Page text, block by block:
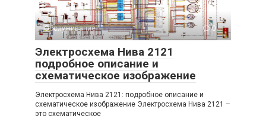
Обслуживание 0
Электросхема Нива 2121
подробное описание и
схематическое изображение
Электросхема Нива 2121: подробное описание и
схематическое изображение Электросхема Нива 2121 –
это схематическое